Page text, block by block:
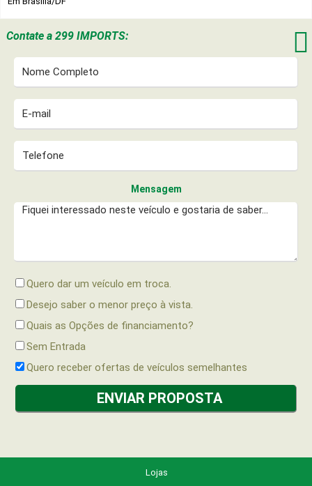
Contate a 299 IMPORTS: 
Mensagem
Quero dar um veículo em troca.
Desejo saber o menor preço à vista.
Quais as Opções de financiamento?
Sem Entrada
Quero receber ofertas de veículos semelhantes
Lojas